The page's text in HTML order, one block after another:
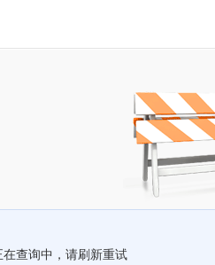
在查询中，请刷新重试